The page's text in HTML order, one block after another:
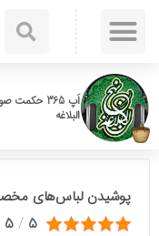
اَپ 365 حکمت
البلاغه
پوشیدن لباس‌های مخصوص
5
/
5
(